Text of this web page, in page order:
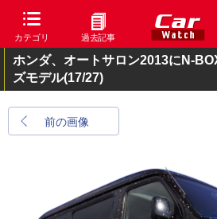
カテゴリ 過去記事
ホンダ、オートサロン2013にN-
ズモデル(17/27)
前の画像